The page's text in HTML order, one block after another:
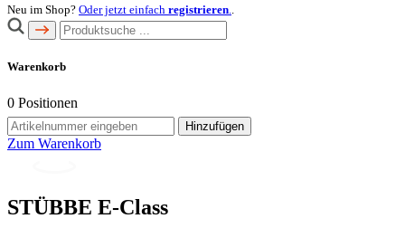
Neu im Shop? Oder jetzt einfach registrieren..
Warenkorb
0 Positionen
Hinzufügen
Zum Warenkorb
STÜBBE E-Class